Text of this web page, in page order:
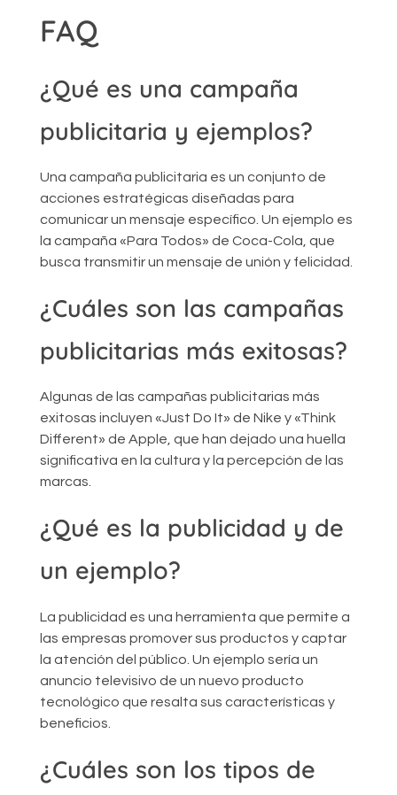
FAQ
¿Qué es una campaña
publicitaria y ejemplos?
Una campaña publicitaria es un conjunto de
acciones estratégicas diseñadas para
comunicar un mensaje específico. Un ejemplo es
la campaña «Para Todos» de Coca-Cola, que
busca transmitir un mensaje de unión y felicidad.
¿Cuáles son las campañas
publicitarias más exitosas?
Algunas de las campañas publicitarias más
exitosas incluyen «Just Do It» de Nike y «Think
Different» de Apple, que han dejado una huella
significativa en la cultura y la percepción de las
marcas.
¿Qué es la publicidad y de
un ejemplo?
La publicidad es una herramienta que permite a
las empresas promover sus productos y captar
la atención del público. Un ejemplo sería un
anuncio televisivo de un nuevo producto
tecnológico que resalta sus características y
beneficios.
¿Cuáles son los tipos de